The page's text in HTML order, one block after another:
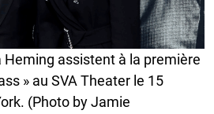
Heming assistent à la première
» au SVA Theater le 15
(Photo by Jamie